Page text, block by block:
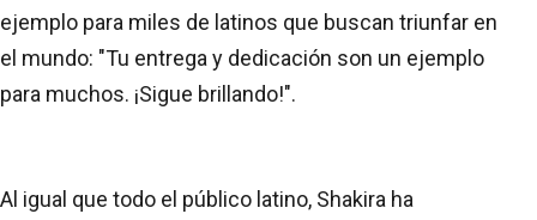
ejemplo para miles de latinos que buscan triunfar en
el mundo: "Tu entrega y dedicación son un ejemplo
para muchos. ¡Sigue brillando!".
Al igual que todo el público latino, Shakira ha